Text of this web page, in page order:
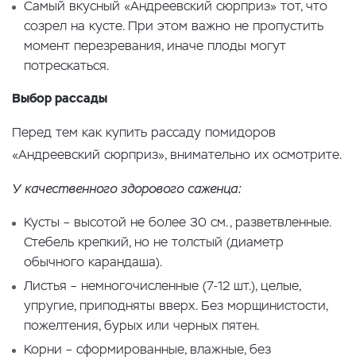
Самый вкусный «Андреевский сюрприз» тот, что
созрел на кусте. При этом важно не пропустить
момент перезревания, иначе плоды могут
потрескаться.
Выбор рассады
Перед тем как купить рассаду помидоров
«Андреевский сюрприз», внимательно их осмотрите.
У качественного здорового саженца:
Кусты – высотой не более 30 см., разветвленные.
Стебель крепкий, но не толстый (диаметр
обычного карандаша).
Листья – немногочисленные (7-12 шт.), целые,
упругие, приподняты вверх. Без морщинистости,
пожелтения, бурых или черных пятен.
Корни – сформированные, влажные, без